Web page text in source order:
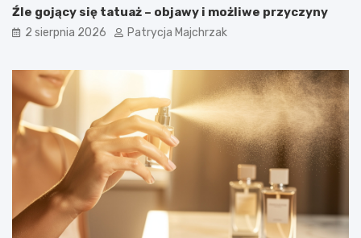
Źle gojący się tatuaż – objawy i możliwe przyczyny
2 sierpnia 2026 Patrycja Majchrzak